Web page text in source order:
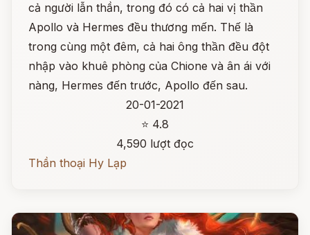
cả người lẫn thần, trong đó có cả hai vị thần
Apollo và Hermes đều thương mến. Thế là
trong cùng một đêm, cả hai ông thần đều đột
nhập vào khuê phòng của Chione và ân ái với
nàng, Hermes đến trước, Apollo đến sau.
20-01-2021
⭐ 4.8
4,590 lượt đọc
Thần thoại Hy Lạp